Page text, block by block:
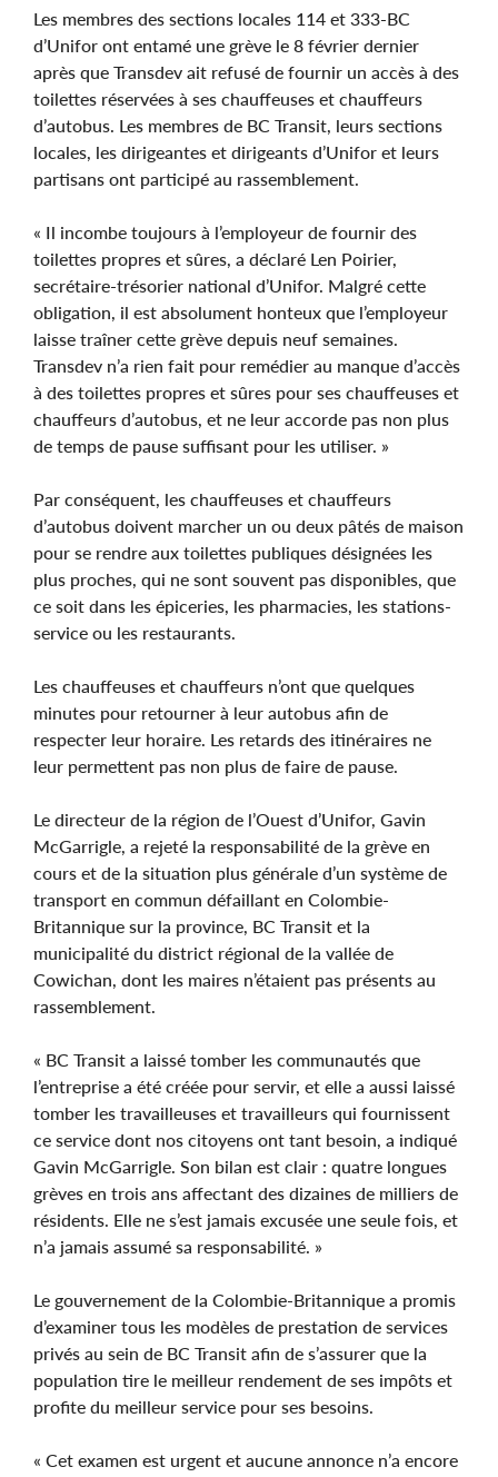
Les membres des sections locales 114 et 333-BC
d’Unifor ont entamé une grève le 8 février dernier
après que Transdev ait refusé de fournir un accès à des
toilettes réservées à ses chauffeuses et chauffeurs
d’autobus. Les membres de BC Transit, leurs sections
locales, les dirigeantes et dirigeants d’Unifor et leurs
partisans ont participé au rassemblement.
« Il incombe toujours à l’employeur de fournir des
toilettes propres et sûres, a déclaré Len Poirier,
secrétaire-trésorier national d’Unifor. Malgré cette
obligation, il est absolument honteux que l’employeur
laisse traîner cette grève depuis neuf semaines.
Transdev n’a rien fait pour remédier au manque d’accès
à des toilettes propres et sûres pour ses chauffeuses et
chauffeurs d’autobus, et ne leur accorde pas non plus
de temps de pause suffisant pour les utiliser. »
Par conséquent, les chauffeuses et chauffeurs
d’autobus doivent marcher un ou deux pâtés de maison
pour se rendre aux toilettes publiques désignées les
plus proches, qui ne sont souvent pas disponibles, que
ce soit dans les épiceries, les pharmacies, les stations-
service ou les restaurants.
Les chauffeuses et chauffeurs n’ont que quelques
minutes pour retourner à leur autobus afin de
respecter leur horaire. Les retards des itinéraires ne
leur permettent pas non plus de faire de pause.
Le directeur de la région de l’Ouest d’Unifor, Gavin
McGarrigle, a rejeté la responsabilité de la grève en
cours et de la situation plus générale d’un système de
transport en commun défaillant en Colombie-
Britannique sur la province, BC Transit et la
municipalité du district régional de la vallée de
Cowichan, dont les maires n’étaient pas présents au
rassemblement.
« BC Transit a laissé tomber les communautés que
l’entreprise a été créée pour servir, et elle a aussi laissé
tomber les travailleuses et travailleurs qui fournissent
ce service dont nos citoyens ont tant besoin, a indiqué
Gavin McGarrigle. Son bilan est clair : quatre longues
grèves en trois ans affectant des dizaines de milliers de
résidents. Elle ne s’est jamais excusée une seule fois, et
n’a jamais assumé sa responsabilité. »
Le gouvernement de la Colombie-Britannique a promis
d’examiner tous les modèles de prestation de services
privés au sein de BC Transit afin de s’assurer que la
population tire le meilleur rendement de ses impôts et
profite du meilleur service pour ses besoins.
« Cet examen est urgent et aucune annonce n’a encore